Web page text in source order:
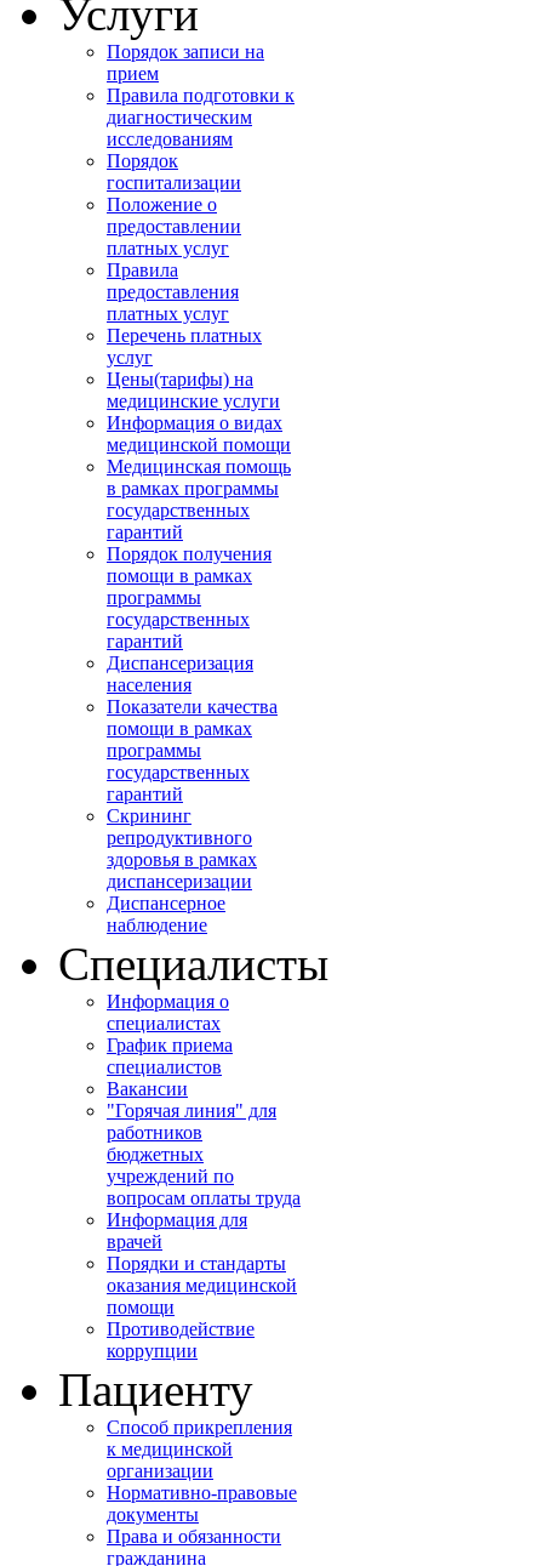
Услуги
Порядок записи на
прием
Правила подготовки к
диагностическим
исследованиям
Порядок
госпитализации
Положение о
предоставлении
платных услуг
Правила
предоставления
платных услуг
Перечень платных
услуг
Цены(тарифы) на
медицинские услуги
Информация о видах
медицинской помощи
Медицинская помощь
в рамках программы
государственных
гарантий
Порядок получения
помощи в рамках
программы
государственных
гарантий
Диспансеризация
населения
Показатели качества
помощи в рамках
программы
государственных
гарантий
Скрининг
репродуктивного
здоровья в рамках
диспансеризации
Диспансерное
наблюдение
Специалисты
Информация о
специалистах
График приема
специалистов
Вакансии
"Горячая линия" для
работников
бюджетных
учреждений по
вопросам оплаты труда
Информация для
врачей
Порядки и стандарты
оказания медицинской
помощи
Противодействие
коррупции
Пациенту
Способ прикрепления
к медицинской
организации
Нормативно-правовые
документы
Права и обязанности
гражданина